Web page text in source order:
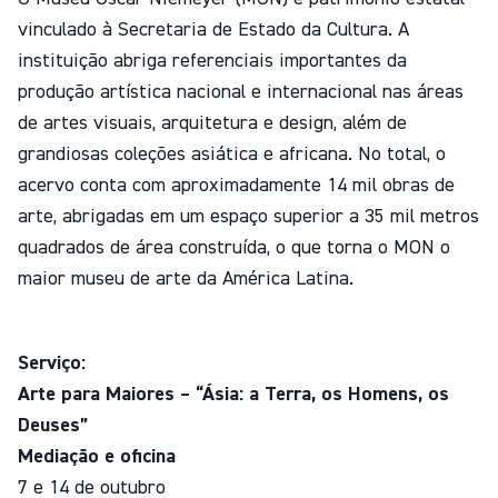
vinculado à Secretaria de Estado da Cultura. A
instituição abriga referenciais importantes da
produção artística nacional e internacional nas áreas
de artes visuais, arquitetura e design, além de
grandiosas coleções asiática e africana. No total, o
acervo conta com aproximadamente 14 mil obras de
arte, abrigadas em um espaço superior a 35 mil metros
quadrados de área construída, o que torna o MON o
maior museu de arte da América Latina.
Serviço:
Arte para Maiores – “Ásia: a Terra, os Homens, os
Deuses”
Mediação e oficina
7 e 14 de outubro